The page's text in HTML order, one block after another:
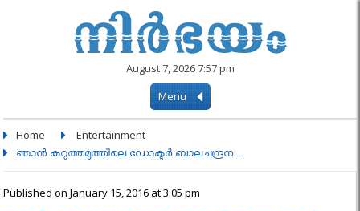
August 7, 2026 7:57 pm
Menu
Home Entertainment
ഞാന്‍ കറുത്തമുത്തിലെ ഡോക്ടര്‍ ബാലചന്ദ്രന....
Published on January 15, 2016 at 3:05 pm